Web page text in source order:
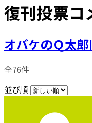
復刊投票コ
オバケのＱ太
全76件
並び順